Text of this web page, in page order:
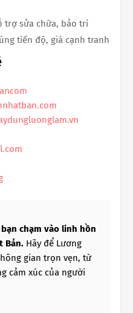
trợ sửa chữa, bảo trì
tiến độ, giá cạnh tranh
chạm vào linh hồn
Bản. Hãy để Lương
gian trọn vẹn, từ
cảm xúc của người